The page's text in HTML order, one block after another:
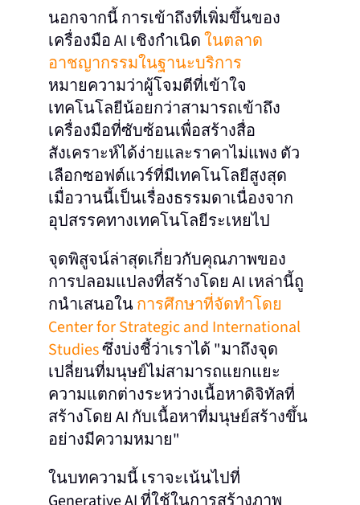
นอกจากนี้ การเข้าถึงที่เพิ่มขึ้นของ
เครื่องมือ AI เชิงกําเนิดในตลาด
อาชญากรรมในฐานะบริการ
หมายความว่าผู้โจมตีที่เข้าใจ
เทคโนโลยีน้อยกว่าสามารถเข้าถึง
เครื่องมือที่ซับซ้อนเพื่อสร้างสื่อ
สังเคราะห์ได้ง่ายและราคาไม่แพง ตัว
เลือกซอฟต์แวร์ที่มีเทคโนโลยีสูงสุด
เมื่อวานนี้เป็นเรื่องธรรมดาเนื่องจาก
อุปสรรคทางเทคโนโลยีระเหยไป
จุดพิสูจน์ล่าสุดเกี่ยวกับคุณภาพของ
การปลอมแปลงที่สร้างโดย AI เหล่านี้ถู
กนําเสนอในการศึกษาที่จัดทําโดย
Center for Strategic and International
Studiesซึ่งบ่งชี้ว่าเราได้ "มาถึงจุด
เปลี่ยนที่มนุษย์ไม่สามารถแยกแยะ
ความแตกต่างระหว่างเนื้อหาดิจิทัลที่
สร้างโดย AI กับเนื้อหาที่มนุษย์สร้างขึ้น
อย่างมีความหมาย"
ในบทความนี้ เราจะเน้นไปที่